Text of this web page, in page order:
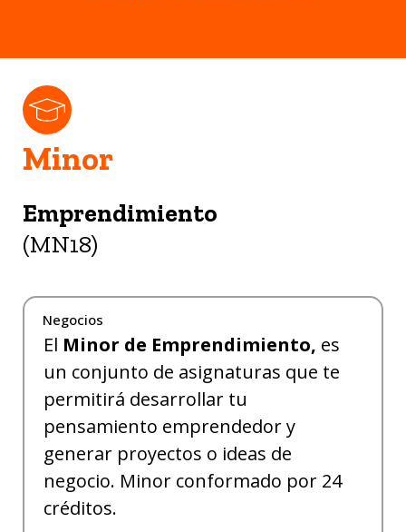
Minor
Emprendimiento
(MN18)
Negocios
El Minor de Emprendimiento, es
un conjunto de asignaturas que te
permitirá desarrollar tu
pensamiento emprendedor y
generar proyectos o ideas de
negocio. Minor conformado por 24
créditos.